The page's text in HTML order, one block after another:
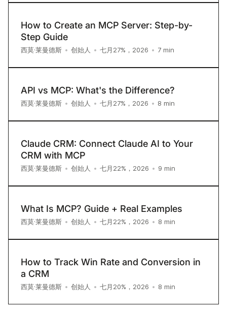
How to Create an MCP Server: Step-by-
Step Guide
西莫·莱曼德斯 • 创始人 • 七月27%，2026 • 7 min
API vs MCP: What's the Difference?
西莫·莱曼德斯 • 创始人 • 七月27%，2026 • 8 min
Claude CRM: Connect Claude AI to Your
CRM with MCP
西莫·莱曼德斯 • 创始人 • 七月22%，2026 • 9 min
What Is MCP? Guide + Real Examples
西莫·莱曼德斯 • 创始人 • 七月22%，2026 • 8 min
How to Track Win Rate and Conversion in
a CRM
西莫·莱曼德斯 • 创始人 • 七月20%，2026 • 8 min